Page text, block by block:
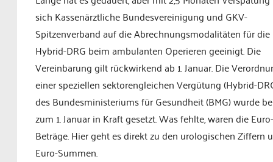
sich Kassenärztliche Bundesvereinigung und GKV-
Spitzenverband auf die Abrechnungsmodalitäten für
Hybrid-DRG beim ambulanten Operieren geeinigt. Die
Vereinbarung gilt rückwirkend ab 1. Januar. Die
einer speziellen sektorengleichen Vergütung (Hybrid-
des Bundesministeriums für Gesundheit (BMG) wurde
zum 1. Januar in Kraft gesetzt. Was fehlte, waren die Euro-
Beträge. Hier geht es direkt zu den urologischen Ziffern
Euro-Summen.